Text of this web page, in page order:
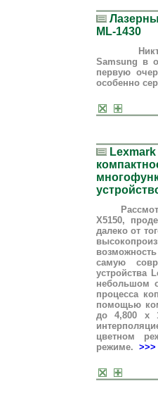
ML-1430
Никто,
Samsung в
первую
особенно
X5150,
далеко от
самую
устройства
небольшом
процесса
помощью
до 4,800 x
цветном
режиме. >>>